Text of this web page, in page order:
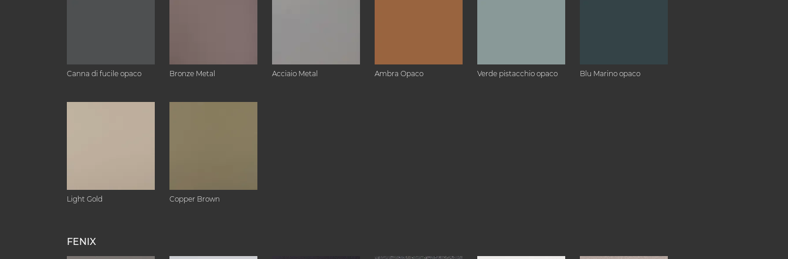
Canna di fucile opaco Bronze Metal Acciaio Metal Ambra Opaco Verde pistacchio opaco Blu Marino opaco
Light Gold Copper Brown
FENIX